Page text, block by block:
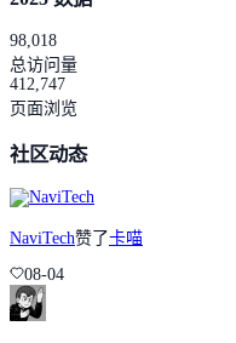
98,018
总访问量
412,747
页面浏览
社区动态
NaviTech赞了卡喵
08-04